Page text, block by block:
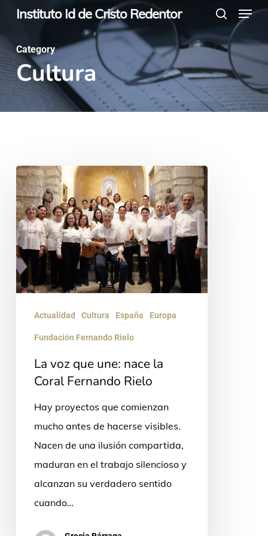
Skip
main
content
Instituto Id de Cristo Redentor
search
Menu
Category
Cultura
La
voz
que
une:
nace
la
Coral
Actualidad Cultura España Europa
Fundación Fernando Rielo
La voz que une: nace la
Coral Fernando Rielo
Hay proyectos que comienzan
mucho antes de hacerse visibles.
Nacen de una ilusión compartida,
maduran en el trabajo silencioso y
alcanzan su verdadero sentido
cuando…